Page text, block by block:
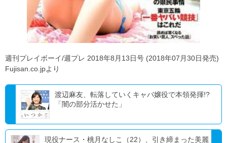
週刊プレイボーイ/週プレ 2018年8月13日号 (2018年07月30日発売)
Fujisan.co.jpより
渡辺麻友、転落していくキャバ嬢役で本領発揮!?
「闇の部分活かせた」
現役ナース・桃月なしこ（22）、引き締まった美麗